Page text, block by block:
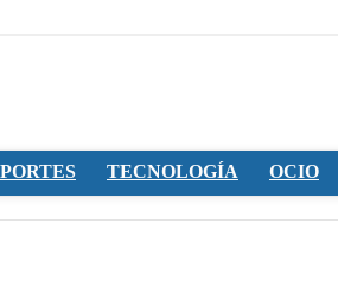
TECNOLOGÍA OCIO